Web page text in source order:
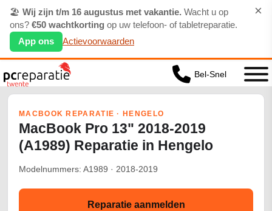
🏖️ Wij zijn t/m 16 augustus met vakantie. Wacht u op
ons? €50 wachtkorting op uw telefoon- of tabletreparatie.
App ons
Actievoorwaarden
×
Bel-Snel
MACBOOK REPARATIE · HENGELO
MacBook Pro 13" 2018-2019
(A1989) Reparatie in Hengelo
Modelnummers: A1989 · 2018-2019
Reparatie aanmelden